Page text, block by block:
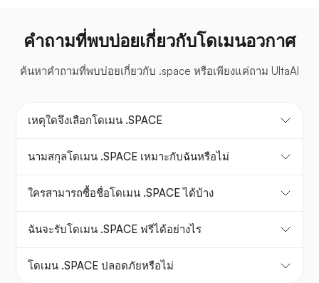
คำถามที่พบบ่อยเกี่ยวกับโดเมนอวกาศ
ค้นหาคำถามที่พบบ่อยเกี่ยวกับ .space หรือเพียงแค่ถาม UltaAI
เหตุใดจึงเลือกโดเมน .SPACE
นามสกุลโดเมน .SPACE เหมาะกับฉันหรือไม่
ใครสามารถซื้อชื่อโดเมน .SPACE ได้บ้าง
ฉันจะรับโดเมน .SPACE ฟรีได้อย่างไร
โดเมน .SPACE ปลอดภัยหรือไม่